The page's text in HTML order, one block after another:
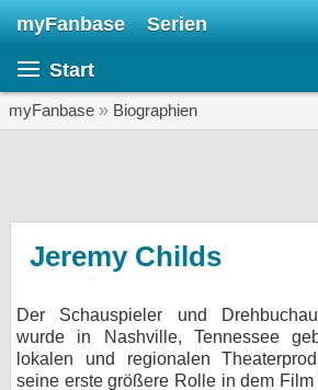
myFanbase Serien
Start
myFanbase » Biographien
Jeremy Childs
Der Schauspieler und
wurde in Nashville, Tennessee
lokalen und regionalen
seine erste größere Rolle in dem
KULTUR
Specials